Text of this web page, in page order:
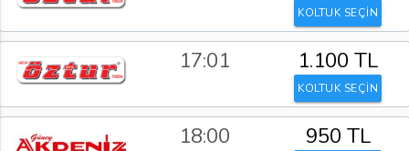
KOLTUK SEÇİN
17:01 1.100 TL
KOLTUK SEÇİN
18:00 950 TL